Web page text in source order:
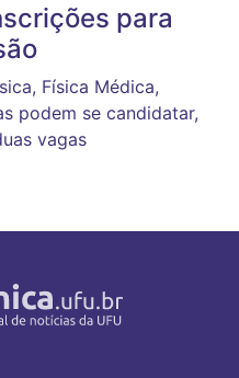
para
Física Médica,
podem se candidatar,
vagas